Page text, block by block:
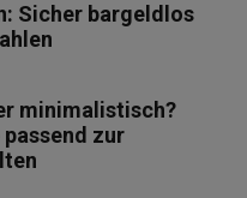
Sicher bargeldlos
minimalistisch?
zur